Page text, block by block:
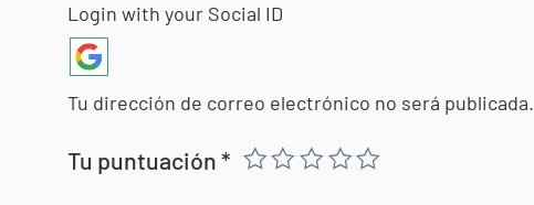
Login with your Social ID
Tu dirección de correo electrónico no será publicada.
Tu puntuación*